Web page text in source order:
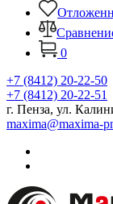
0
+7 (8412) 20-22-50
+7 (8412) 20-22-51
г. Пенза, ул.
maxima@maxima-